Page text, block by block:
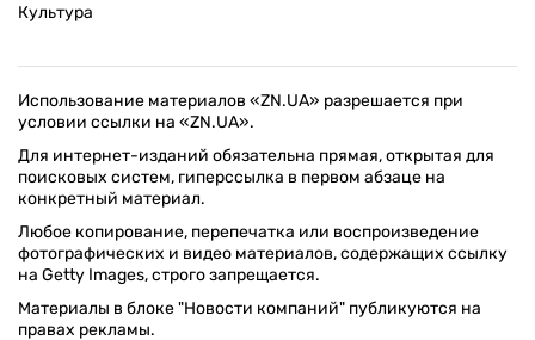
Культура
Использование материалов «ZN.UA» разрешается при
условии ссылки на «ZN.UA».
Для интернет-изданий обязательна прямая, открытая для
поисковых систем, гиперссылка в первом абзаце на
конкретный материал.
Любое копирование, перепечатка или воспроизведение
фотографических и видео материалов, содержащих ссылку
на Getty Images, строго запрещается.
Материалы в блоке "Новости компаний" публикуются на
правах рекламы.